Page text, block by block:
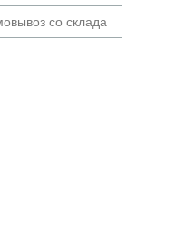
со склада